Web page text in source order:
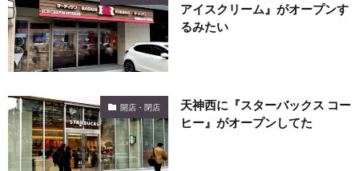
アイスクリーム』がオープンす
るみたい
開店・閉店
天神西に『スターバックス コー
ヒー』がオープンしてた